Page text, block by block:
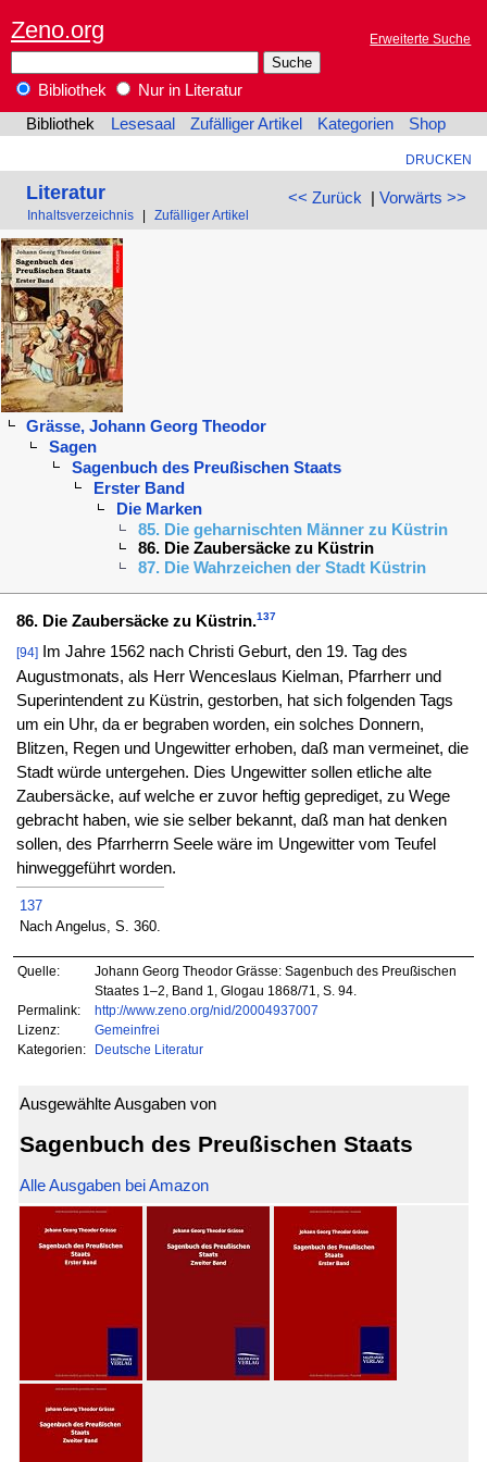
Zeno.org Erweiterte Suche
Bibliothek
Nur in Literatur
Bibliothek
Lesesaal Zufälliger Artikel Kategorien Shop
DRUCKEN
<< Zurück | Vorwärts >>
Literatur
Inhaltsverzeichnis Zufälliger Artikel
Grässe, Johann Georg Theodor
Sagen
Sagenbuch des Preußischen Staats
Erster Band
Die Marken
85. Die geharnischten Männer zu Küstrin
86. Die Zaubersäcke zu Küstrin
87. Die Wahrzeichen der Stadt Küstrin
86. Die Zaubersäcke zu Küstrin.137
[94]Im Jahre 1562 nach Christi Geburt, den 19. Tag des
Augustmonats, als Herr Wenceslaus Kielman, Pfarrherr und
Superintendent zu Küstrin, gestorben, hat sich folgenden Tags
um ein Uhr, da er begraben worden, ein solches Donnern,
Blitzen, Regen und Ungewitter erhoben, daß man vermeinet, die
Stadt würde untergehen. Dies Ungewitter sollen etliche alte
Zaubersäcke, auf welche er zuvor heftig geprediget, zu Wege
gebracht haben, wie sie selber bekannt, daß man hat denken
sollen, des Pfarrherrn Seele wäre im Ungewitter vom Teufel
hinweggeführt worden.
137
Nach Angelus, S. 360.
Quelle:
Johann Georg Theodor Grässe: Sagenbuch des Preußischen
Staates 1–2, Band 1, Glogau 1868/71, S. 94.
Permalink:
http://www.zeno.org/nid/20004937007
Lizenz:
Gemeinfrei
Kategorien:
Deutsche Literatur
Ausgewählte Ausgaben von
Sagenbuch des Preußischen Staats
Alle Ausgaben bei Amazon